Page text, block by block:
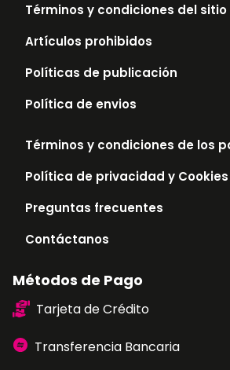
Términos y condiciones del sitio
Artículos prohibidos
Políticas de publicación
Política de envios
Términos y condiciones de los
Política de privacidad y Cookies
Preguntas frecuentes
Contáctanos
Métodos de Pago
Tarjeta de Crédito
Transferencia Bancaria